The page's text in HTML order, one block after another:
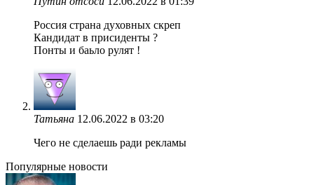
Россия страна духовных скреп
Кандидат в присиденты ?
Понты и баьло рулят !
Татьяна 12.06.2022 в 03:20
Чего не сделаешь ради рекламы
Популярные новости